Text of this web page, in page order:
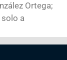
Ortega;
a